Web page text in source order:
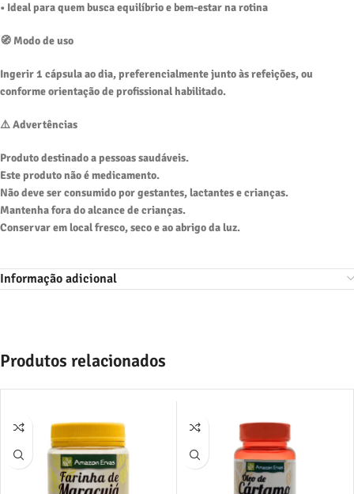
• Ideal para quem busca equilíbrio e bem-estar na rotina
🧭 Modo de uso
Ingerir 1 cápsula ao dia, preferencialmente junto às refeições, ou
conforme orientação de profissional habilitado.
⚠️ Advertências
Produto destinado a pessoas saudáveis.
Este produto não é medicamento.
Não deve ser consumido por gestantes, lactantes e crianças.
Mantenha fora do alcance de crianças.
Conservar em local fresco, seco e ao abrigo da luz.
Informação adicional
Produtos relacionados